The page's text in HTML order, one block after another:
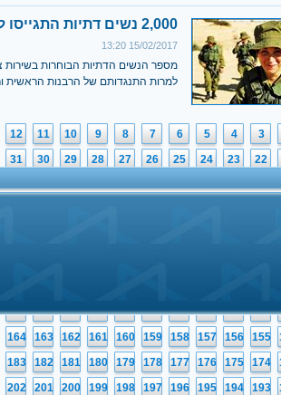
2,000 נשים דתיות התגייסו לצה"ל ב-2015
15/02/2017 13:20
מספר הנשים הדתיות הבוחרות
למרות התנגדותם של הרבנות הראשית
3
4
5
6
7
8
9
10
11
12
22
23
24
25
26
27
28
29
30
31
136
137
138
139
140
141
142
143
144
145
155
156
157
158
159
160
161
162
163
164
174
175
176
177
178
179
180
181
182
183
193
194
195
196
197
198
199
200
201
202